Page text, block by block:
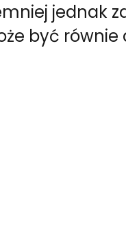
jednak
być